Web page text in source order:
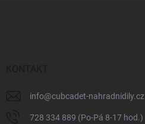
info@cubcadet-nahradnidily.cz
728 334 889 (Po-Pá 8-17 hod.)